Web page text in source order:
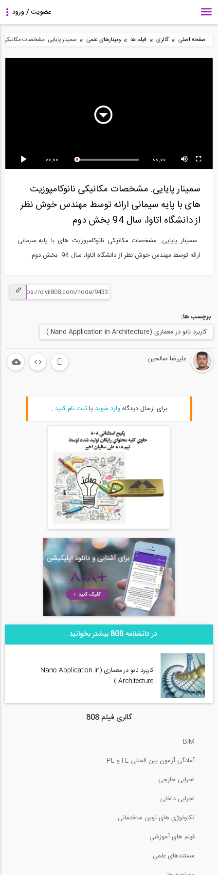
صفحه اصلی » گالری » فیلم ها » وبینارهای علمی » سمینار پایایی. مشخصات مکانیکی
دوره آموزشی کاربردی
طراحی ساختمان بتنی...
40:54
28:40
5:45
زلزله و کاربرد آن...
00:00 00:00
سمینار پایایی. مشخصات مکانیکی نانوکامپوزیت
های با پایه سیمانی ارائه توسط مهندس خوش نظر
از دانشگاه اتاوا، سال 94 بخش دوم
سمینار پایایی. مشخصات مکانیکی نانوکامپوزیت های با پایه سیمانی
ارائه توسط مهندس خوش نظر از دانشگاه اتاوا، سال 94 بخش دوم
برچسب ها:
کاربرد نانو در معماری (Nano Application in Architecture )
علیرضا صالحین
برای ارسال دیدگاهوارد شوید یاثبت نام کنید .
در دانشنامه 808 بیشتر بخوانید ...
کاربرد نانو در معماری (Nano Application in
Architecture )
گالری فیلم 808
BIM
آمادگی آزمون بین المللی FE و PE
اجرایی خارجی
اجرایی داخلی
تکنولوژی های نوین ساختمانی
فیلم های آموزشی
مستندهای علمی